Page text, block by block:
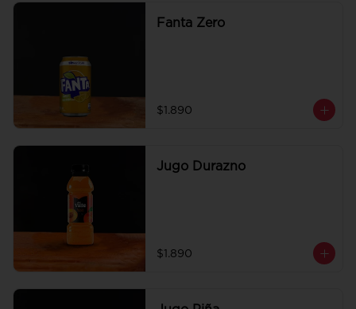
Fanta Zero
$1.890
Jugo Durazno
$1.890